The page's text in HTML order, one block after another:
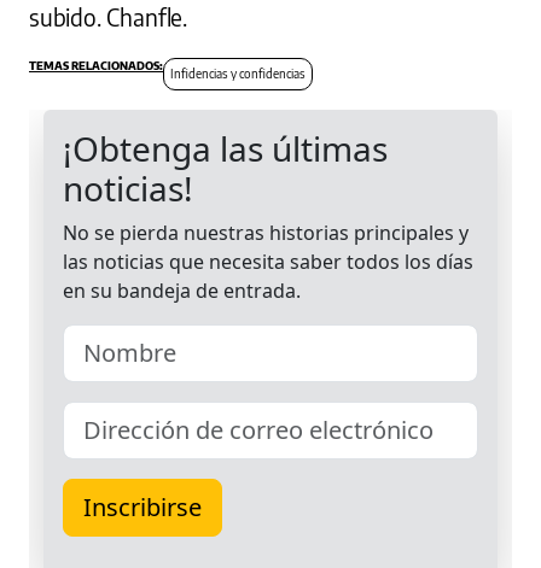
subido. Chanfle.
Infidencias y confidencias